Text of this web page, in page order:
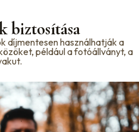
biztosítása
díjmentesen használhatják a
például a fotóállványt, a